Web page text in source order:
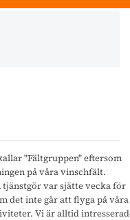
"Fältgruppen" eftersom
på våra vinschfält.
tjänstgör var sjätte vecka för
det inte går att flyga på våra
Vi är alltid